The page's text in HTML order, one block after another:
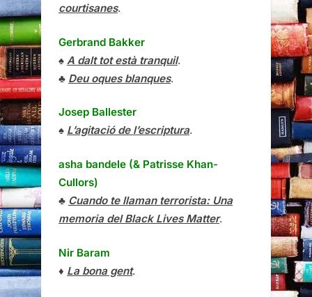
courtisanes.
Gerbrand Bakker
♠ A dalt tot està tranquil.
♣ Deu oques blanques.
Josep Ballester
♠ L’agitació de l’escriptura.
asha bandele (& Patrisse Khan-
Cullors)
♣ Cuando te llaman terrorista: Una
memoria del Black Lives Matter.
Nir Baram
♦ La bona gent.